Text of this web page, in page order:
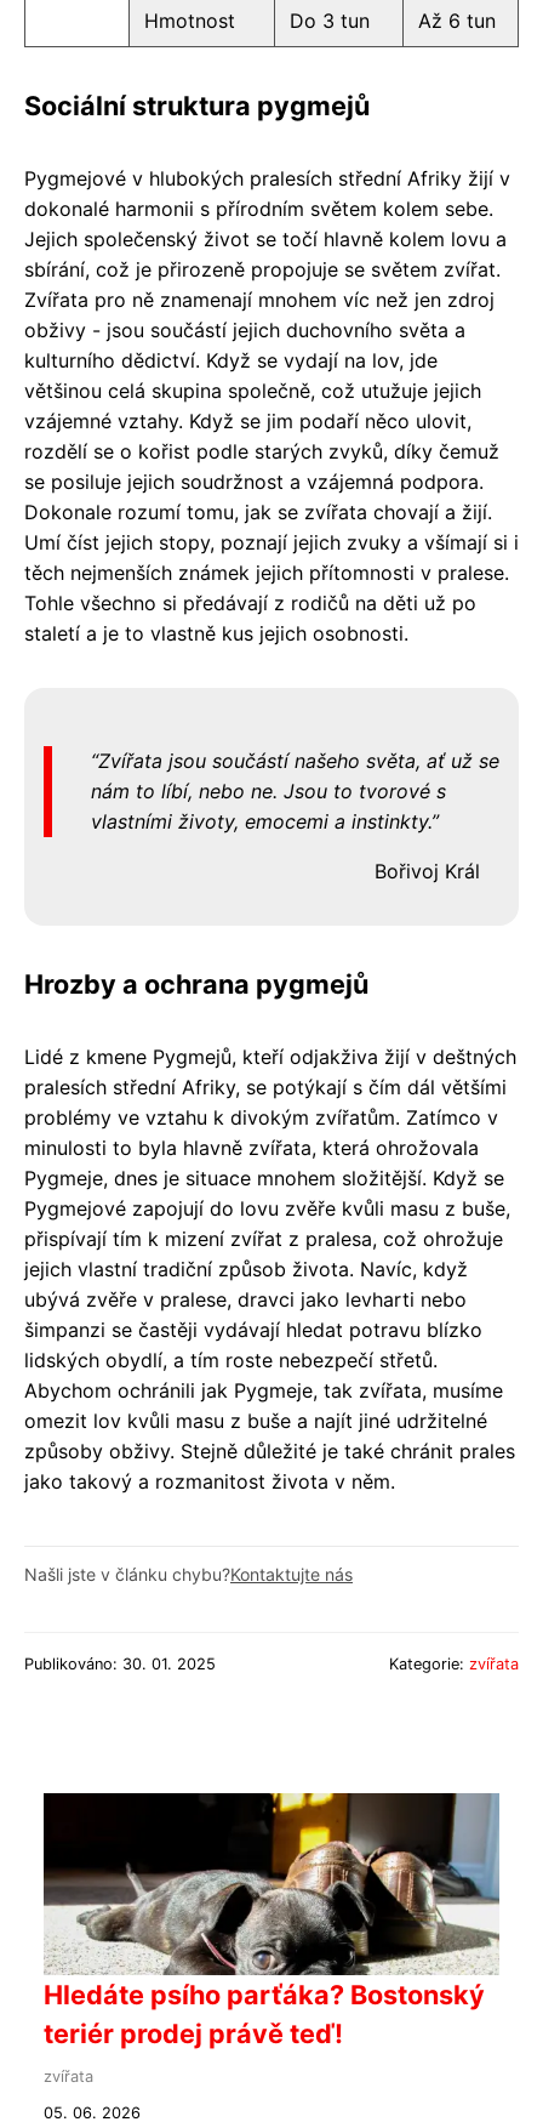
Hmotnost Do 3 tun Až 6 tun
Sociální struktura pygmejů
Pygmejové v hlubokých pralesích střední Afriky žijí v
dokonalé harmonii s přírodním světem kolem sebe.
Jejich společenský život se točí hlavně kolem lovu a
sbírání, což je přirozeně propojuje se světem zvířat.
Zvířata pro ně znamenají mnohem víc než jen zdroj
obživy - jsou součástí jejich duchovního světa a
kulturního dědictví. Když se vydají na lov, jde
většinou celá skupina společně, což utužuje jejich
vzájemné vztahy. Když se jim podaří něco ulovit,
rozdělí se o kořist podle starých zvyků, díky čemuž
se posiluje jejich soudržnost a vzájemná podpora.
Dokonale rozumí tomu, jak se zvířata chovají a žijí.
Umí číst jejich stopy, poznají jejich zvuky a všímají si i
těch nejmenších známek jejich přítomnosti v pralese.
Tohle všechno si předávají z rodičů na děti už po
staletí a je to vlastně kus jejich osobnosti.
Zvířata jsou součástí našeho světa, ať už se
nám to líbí, nebo ne. Jsou to tvorové s
vlastními životy, emocemi a instinkty.
Bořivoj Král
Hrozby a ochrana pygmejů
Lidé z kmene Pygmejů, kteří odjakživa žijí v deštných
pralesích střední Afriky, se potýkají s čím dál většími
problémy ve vztahu k divokým zvířatům. Zatímco v
minulosti to byla hlavně zvířata, která ohrožovala
Pygmeje, dnes je situace mnohem složitější. Když se
Pygmejové zapojují do lovu zvěře kvůli masu z buše,
přispívají tím k mizení zvířat z pralesa, což ohrožuje
jejich vlastní tradiční způsob života. Navíc, když
ubývá zvěře v pralese, dravci jako levharti nebo
šimpanzi se častěji vydávají hledat potravu blízko
lidských obydlí, a tím roste nebezpečí střetů.
Abychom ochránili jak Pygmeje, tak zvířata, musíme
omezit lov kvůli masu z buše a najít jiné udržitelné
způsoby obživy. Stejně důležité je také chránit prales
jako takový a rozmanitost života v něm.
Našli jste v článku chybu?Kontaktujte nás
Publikováno: 30. 01. 2025 Kategorie: zvířata
Hledáte psího parťáka? Bostonský
teriér prodej právě teď!
zvířata
05. 06. 2026